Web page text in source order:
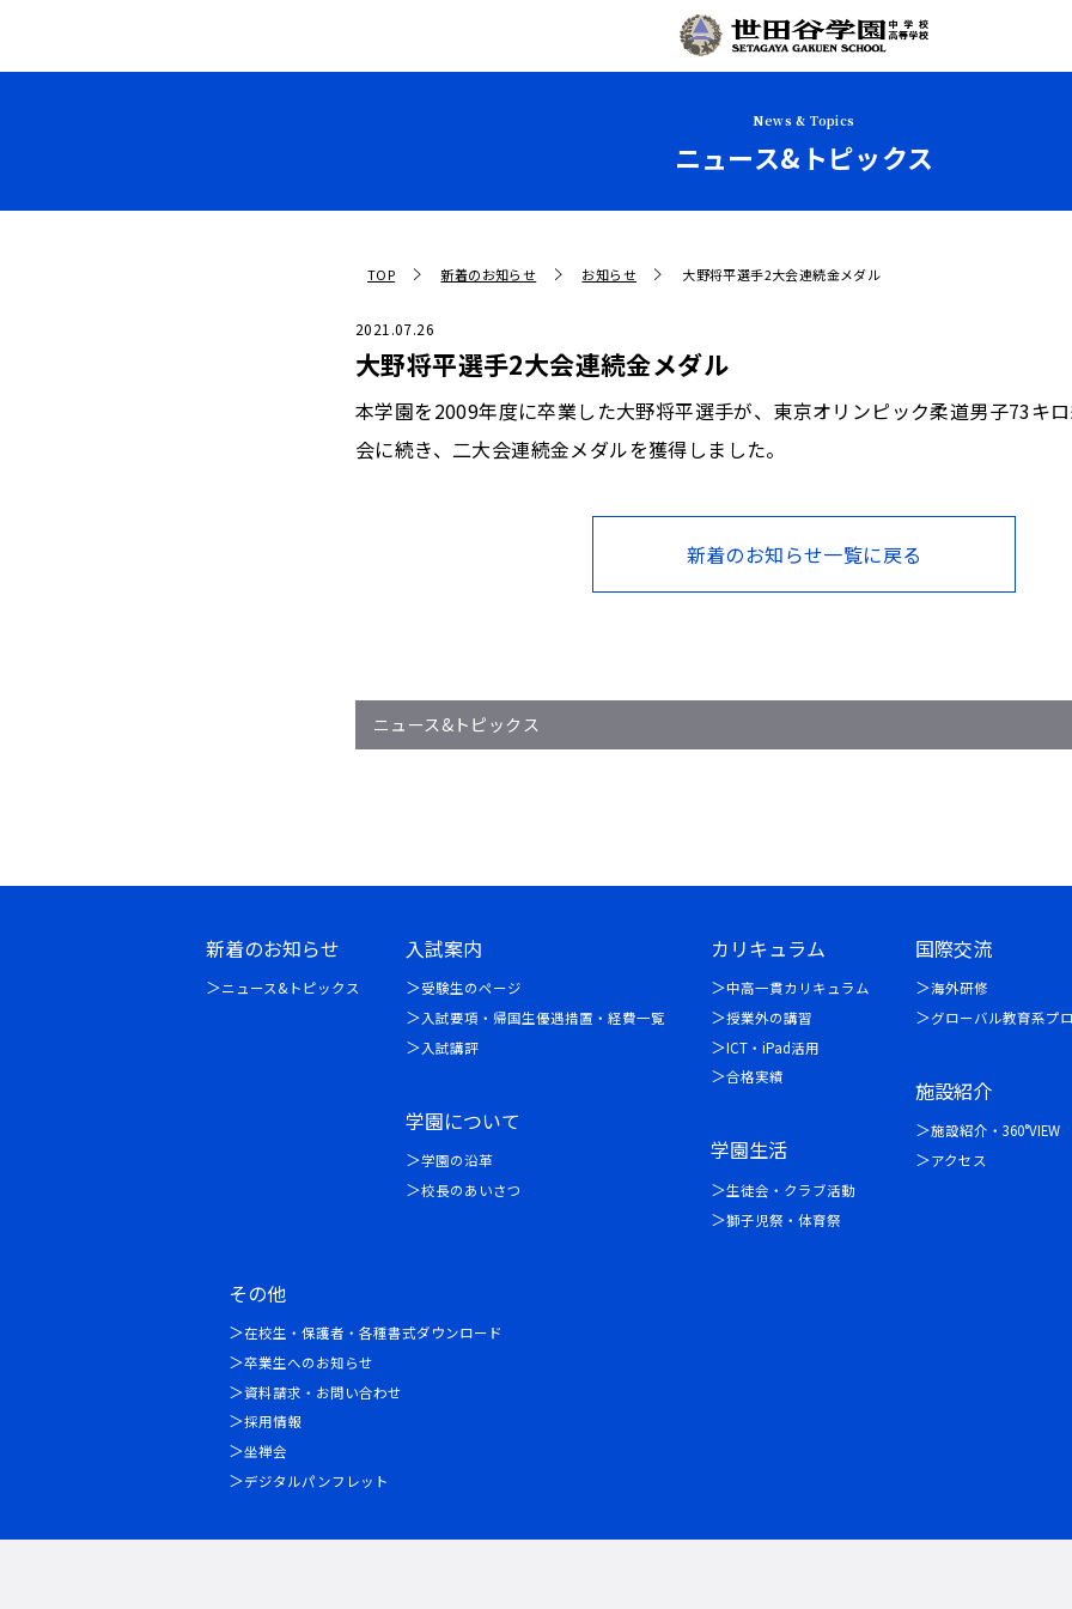
News & Topics
ニュース&トピックス
TOP 新着のお知らせ お知らせ 大野将平選手2大会連続金メダル
2021.07.26
大野将平選手2大会連続金メダル
本学園を2009年度に卒業した大野将平選手が、東京オリンピック柔道男子73キ
会に続き、二大会連続金メダルを獲得しました。
新着のお知らせ一覧に戻る
ニュース&トピックス
新着のお知らせ
ニュース&トピックス
入試案内
受験生のページ
入試要項・帰国生優遇措置・経費一覧
入試講評
学園について
学園の沿革
校長のあいさつ
カリキュラム
中高一貫カリキュラム
授業外の講習
ICT・iPad活用
合格実績
学園生活
生徒会・クラブ活動
獅子児祭・体育祭
国際交流
海外研修
グローバル教育系プ
施設紹介
施設紹介・360°VIEW
アクセス
その他
在校生・保護者・各種書式ダウンロード
卒業生へのお知らせ
資料請求・お問い合わせ
採用情報
坐禅会
デジタルパンフレット